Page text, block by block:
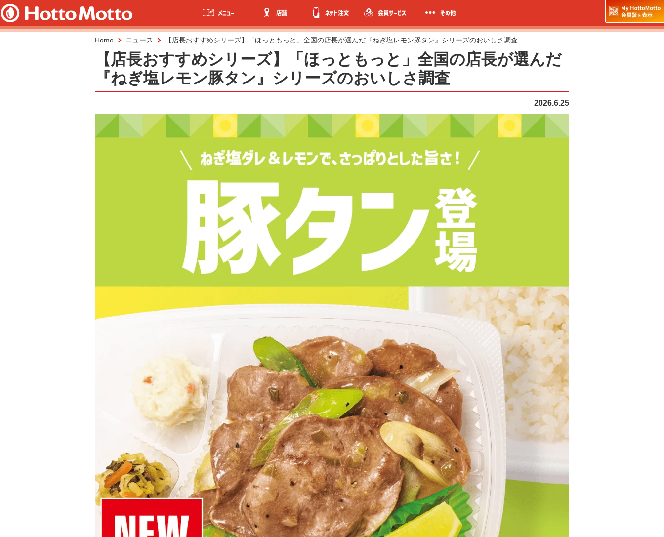
メニュー 店舗 ネット注文 会員サービス その他
Home ニュース 【店長おすすめシリーズ】「ほっともっと」全国の店長が選んだ『ねぎ塩レモン豚タン』シリーズのおいしさ調査
【店長おすすめシリーズ】「ほっともっと」全国の店長が選んだ
『ねぎ塩レモン豚タン』シリーズのおいしさ調査
2026.6.25